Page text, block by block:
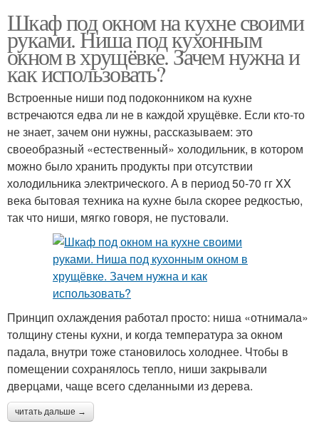
Шкаф под окном на кухне своими
руками. Ниша под кухонным
окном в хрущёвке. Зачем нужна и
как использовать?
Встроенные ниши под подоконником на кухне
встречаются едва ли не в каждой хрущёвке. Если кто-то
не знает, зачем они нужны, рассказываем: это
своеобразный «естественный» холодильник, в котором
можно было хранить продукты при отсутствии
холодильника электрического. А в период 50-70 гг XX
века бытовая техника на кухне была скорее редкостью,
так что ниши, мягко говоря, не пустовали.
Принцип охлаждения работал просто: ниша «отнимала»
толщину стены кухни, и когда температура за окном
падала, внутри тоже становилось холоднее. Чтобы в
помещении сохранялось тепло, ниши закрывали
дверцами, чаще всего сделанными из дерева.
читать дальше →